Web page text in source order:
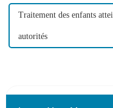
Traitement des enfants
autorités